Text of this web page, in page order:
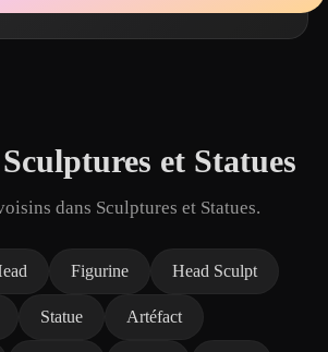
et Statues
dans Sculptures et Statues.
Figurine Head Sculpt
Statue Artéfact